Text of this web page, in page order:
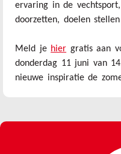
ervaring in de
doorzetten, doelen
Meld je hier gratis aan
donderdag 11 juni van
nieuwe inspiratie de